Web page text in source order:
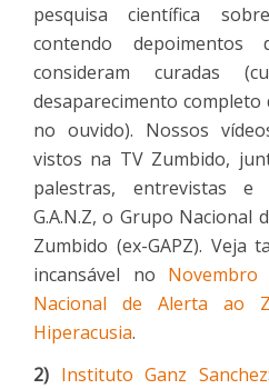
pesquisa científica
contendo
consideram curadas
desaparecimento
no ouvido). Nossos
vistos na TV Zumbido,
palestras, entrevistas
G.A.N.Z, o Grupo Nacional
Zumbido (ex-GAPZ). Veja
incansável no Novembro
Nacional de Alerta ao
Hiperacusia.
2) Instituto Ganz Sanchez